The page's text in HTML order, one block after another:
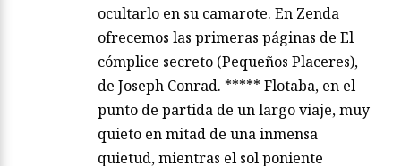
ocultarlo en su camarote. En Zenda
ofrecemos las primeras páginas de El
cómplice secreto (Pequeños Placeres),
de Joseph Conrad. ***** Flotaba, en el
punto de partida de un largo viaje, muy
quieto en mitad de una inmensa
quietud, mientras el sol poniente